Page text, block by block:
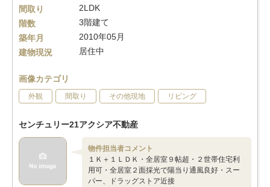
間取り
2LDK
階数
3階建て
築年月
2010年05月
建物現況
居住中
画像カテゴリ
外観 間取り その他現地 リビング
センチュリー21アクシア不動産
物件担当者コメント
１Ｋ＋１ＬＤＫ・全居室９帖超・２世帯住宅利
用可・全居室２面採光で陽当り通風良好・スー
パー、ドラッグストア近接